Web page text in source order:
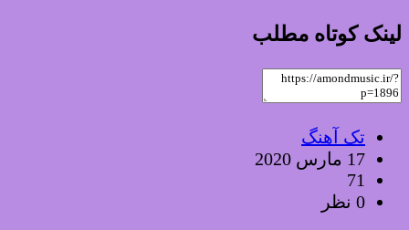
لینک کوتاه مطلب
تک آهنگ
17 مارس 2020
71
0 نظر